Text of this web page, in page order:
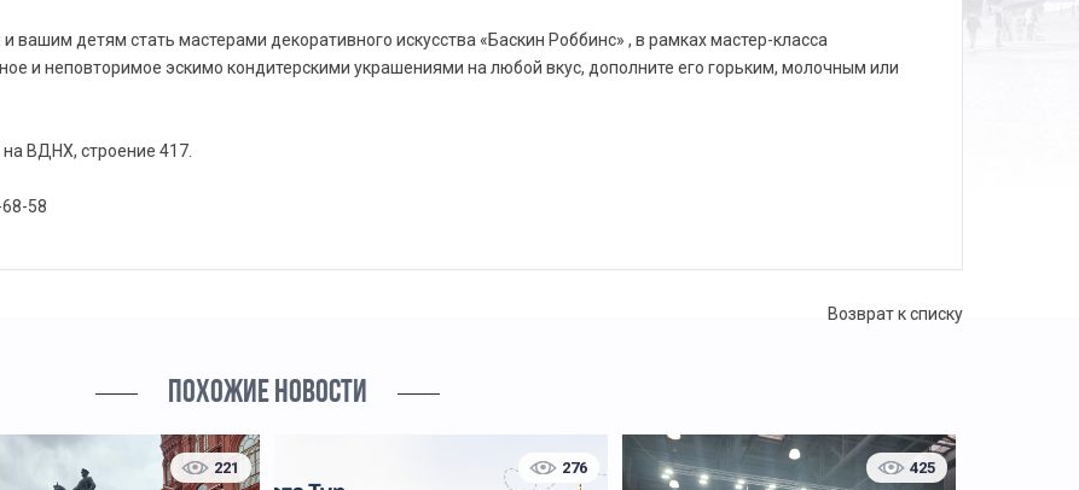
вашим детям стать мастерами декоративного искусства «Баскин Роббинс» , в рамках мастер-класса
и неповторимое эскимо кондитерскими украшениями на любой вкус, дополните его горьким, молочным или
ВДНХ, строение 417.
58
Возврат к списку
ПОХОЖИЕ НОВОСТИ
221 276 425